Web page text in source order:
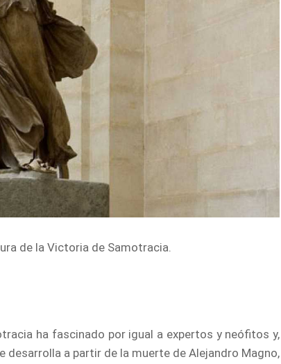
de la Victoria de Samotracia.
ha fascinado por igual a expertos y neófitos y,
a partir de la muerte de Alejandro Magno,